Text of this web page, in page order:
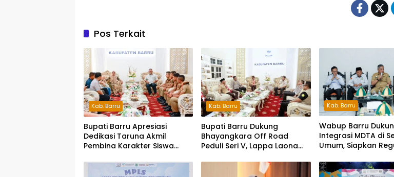
Pos Terkait
Kab. Barru
Bupati Barru Apresiasi
Dedikasi Taruna Akmil
Pembina Karakter Siswa
Kab. Barru
Bupati Barru Dukung
Bhayangkara Off Road
Peduli Seri V, Lappa Laona
Peserta
Kab. Barru
Wabup Barru
Integrasi MDTA di
Umum, Siapkan